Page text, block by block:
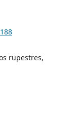
rupestres,